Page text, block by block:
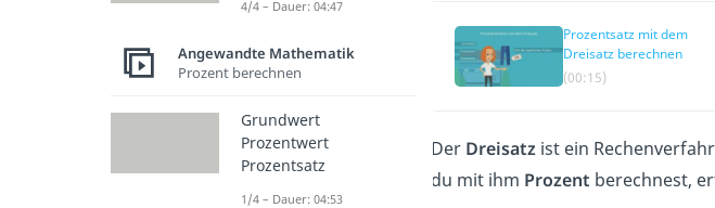
Prozentsatz mit dem
Dreisatz berechnen
(00:15)
Der Dreisatz ist ein
du mit ihm Prozent berechnest,
4/4 – Dauer: 04:47
Angewandte Mathematik
Prozent berechnen
Grundwert
Prozentwert
Prozentsatz
1/4 – Dauer: 04:53